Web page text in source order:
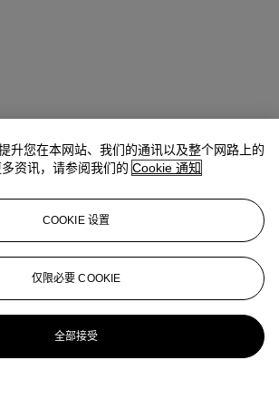
升您在本网站、我们的通讯以及整个网路上的
资讯，请参阅我们的 Cookie 通知
COOKIE 设置
仅限必要 COOKIE
全部接受